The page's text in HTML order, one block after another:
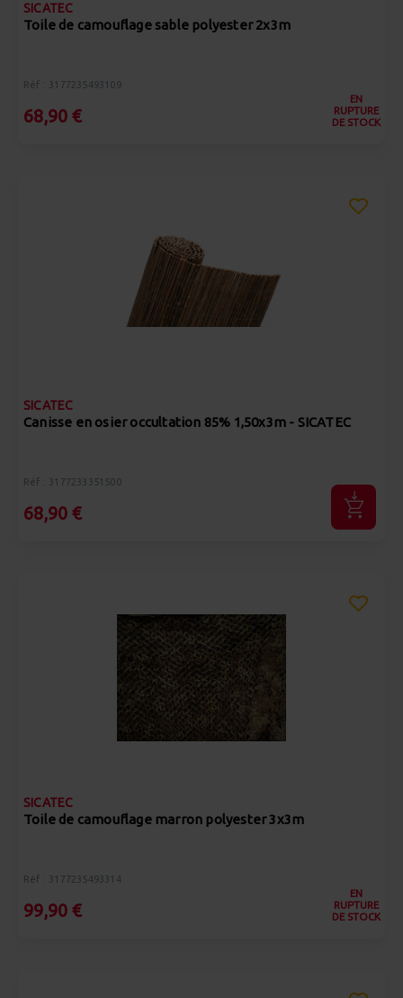
SICATEC
Toile de camouflage sable polyester 2x3m
Réf : 3177235493109
68,90 €
EN
RUPTURE
DE STOCK
SICATEC
Canisse en osier occultation 85% 1,50x3m - SICATEC
Réf : 3177233351500
68,90 €
SICATEC
Toile de camouflage marron polyester 3x3m
Réf : 3177235493314
99,90 €
EN
RUPTURE
DE STOCK